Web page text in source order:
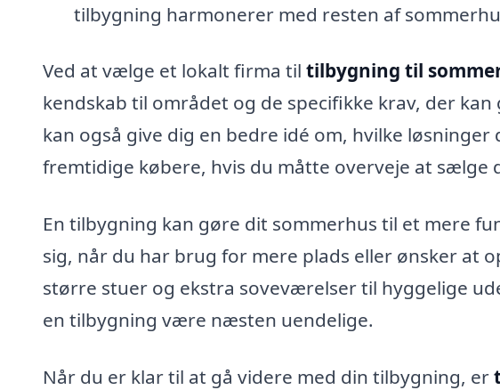
tilbygning harmonerer med resten af
Ved at vælge et lokalt firma til tilbygning til
kendskab til området og de specifikke krav, der
kan også give dig en bedre idé om, hvilke
fremtidige købere, hvis du måtte overveje at sælge
En tilbygning kan gøre dit sommerhus til et mere
sig, når du har brug for mere plads eller ønsker at
større stuer og ekstra soveværelser til hyggelige
en tilbygning være næsten uendelige.
Når du er klar til at gå videre med din tilbygning, er